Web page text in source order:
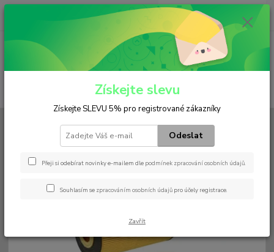
(Po-Pá, 6:30-15 hod.)
ks
0 Kč
HU 8010 z
Získejte slevu
Získejte SLEVU 5% pro registrované zákazníky
Odeslat
Přeji si odebírat novinky e-mailem dle podmínek zpracování osobních údajů.
Souhlasím se zpracováním osobních údajů pro účely registrace.
Zavřít